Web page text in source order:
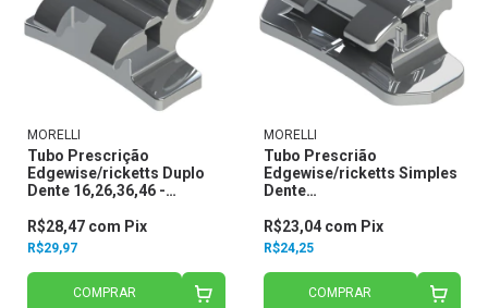
MORELLI
Tubo Prescrição
Edgewise/ricketts Duplo
Dente 16,26,36,46 -
Gancho Central .slot .022
20.40.33
R$29,97
R$28,47 com Pix
COMPRAR
MORELLI
Tubo Prescrião
Edgewise/ricketts Simples
Dente
Conversível para Cola C/
Gancho Central Slot.018
R$24,25
R$23,04 com Pix
COMPRAR